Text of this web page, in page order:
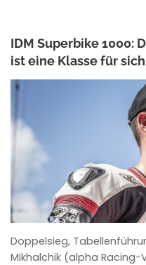
IDM Superbike 1000:
ist eine Klasse für sich
Doppelsieg,
Mikhalchik (alpha Racing-